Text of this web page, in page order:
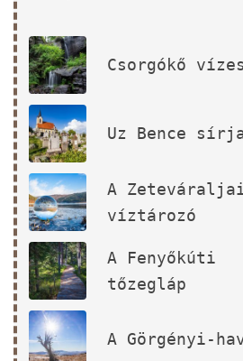
Csorgókő
Uz Bence
A
víztározó
A Fenyőkúti
tőzegláp
A Görgényi-